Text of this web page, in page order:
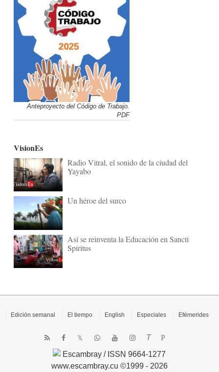
Anteproyecto del Código de Trabajo.
PDF
VisionEs
Radio Vitral, el sonido de la ciudad del
Yayabo
Un héroe del surco
Así se reinventa la Educación en Sancti
Spíritus
Edición semanal El tiempo English Especiales Efémerides
T P
Escambray / ISSN 9664-1277
www.escambray.cu ©1999 - 2026